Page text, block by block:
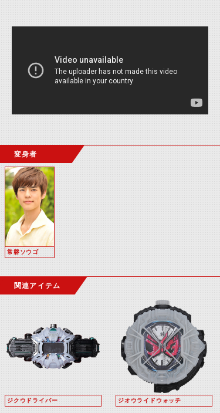
変身者
常磐ソウゴ
関連アイテム
ジクウドライバー ジオウライドウォッチ